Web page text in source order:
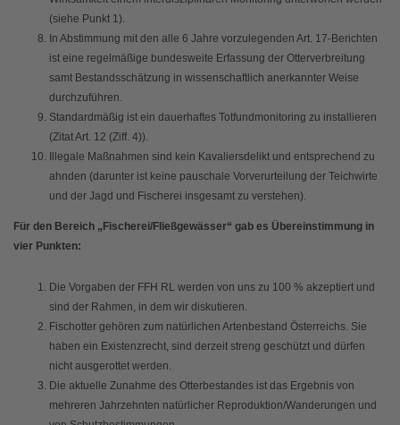
(siehe Punkt 1).
In Abstimmung mit den alle 6 Jahre vorzulegenden Art. 17-Berichten
ist eine regelmäßige bundesweite Erfassung der Otterverbreitung
samt Bestandsschätzung in wissenschaftlich anerkannter Weise
durchzuführen.
Standardmäßig ist ein dauerhaftes Totfundmonitoring zu installieren
(Zitat Art. 12 (Ziff. 4)).
Illegale Maßnahmen sind kein Kavaliersdelikt und entsprechend zu
ahnden (darunter ist keine pauschale Vorverurteilung der Teichwirte
und der Jagd und Fischerei insgesamt zu verstehen).
Für den Bereich „Fischerei/Fließgewässer“ gab es Übereinstimmung in
vier Punkten:
Die Vorgaben der FFH RL werden von uns zu 100 % akzeptiert und
sind der Rahmen, in dem wir diskutieren.
Fischotter gehören zum natürlichen Artenbestand Österreichs. Sie
haben ein Existenzrecht, sind derzeit streng geschützt und dürfen
nicht ausgerottet werden.
Die aktuelle Zunahme des Otterbestandes ist das Ergebnis von
mehreren Jahrzehnten natürlicher Reproduktion/Wanderungen und